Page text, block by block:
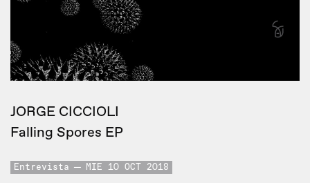
JORGE CICCIOLI
Falling Spores EP
Entrevista MIE 10 OCT 2018